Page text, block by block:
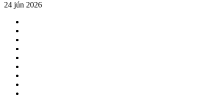
24 jún 2026